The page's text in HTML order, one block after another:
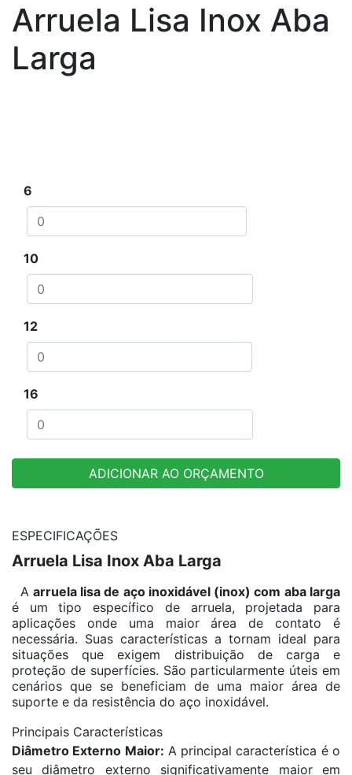
Arruela Lisa Inox Aba
Larga
6
10
12
16
ADICIONAR AO ORÇAMENTO
ESPECIFICAÇÕES
Arruela Lisa Inox Aba Larga
A arruela lisa de aço inoxidável (inox) com aba larga
é um tipo específico de arruela, projetada para
aplicações onde uma maior área de contato é
necessária. Suas características a tornam ideal para
situações que exigem distribuição de carga e
proteção de superfícies. São particularmente úteis em
cenários que se beneficiam de uma maior área de
suporte e da resistência do aço inoxidável.
Principais Características
Diâmetro Externo Maior: A principal característica é o
seu diâmetro externo significativamente maior em